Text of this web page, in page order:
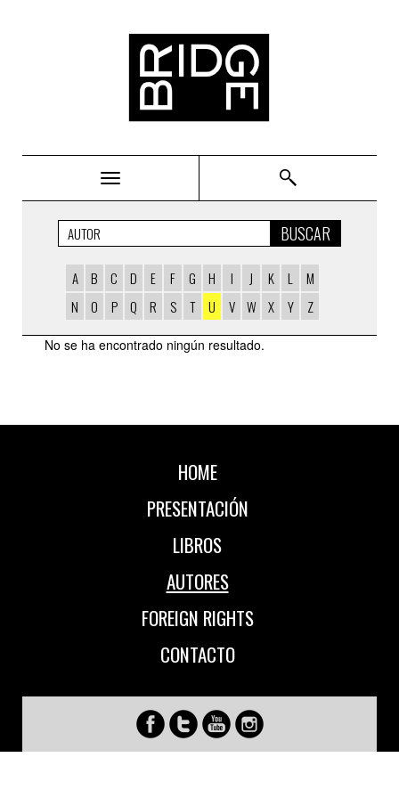
BUSCAR
A B C D E F G H I J K L
M
N
O P Q R S T U V W X Y Z
AUTORS
No se ha encontrado ningún resultado.
HOME
PRESENTACIÓN
LIBROS
AUTORES
FOREIGN RIGHTS
CONTACTO